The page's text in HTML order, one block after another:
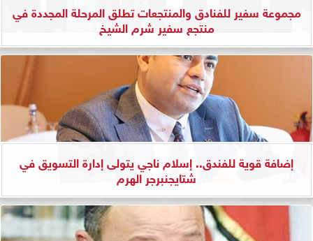
مجموعة سفير للفنادق والمنتجعات تطلق المرحلة المجددة في
منتجع سفير شرم الشيخ
إضافة قوية للفندق.. إسلام ناجي يتولى إدارة التسويق في
شتايجنبرجر الهرم